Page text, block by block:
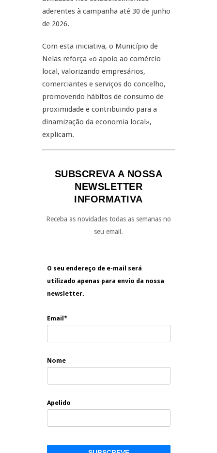
aderentes à campanha até 30 de junho
de 2026.
Com esta iniciativa, o Município de
Nelas reforça «o apoio ao comércio
local, valorizando empresários,
comerciantes e serviços do concelho,
promovendo hábitos de consumo de
proximidade e contribuindo para a
dinamização da economia local»,
explicam.
SUBSCREVA A NOSSA
NEWSLETTER
INFORMATIVA
Receba as novidades todas as semanas no
seu email.
O seu endereço de e-mail será
utilizado apenas para envio da nossa
newsletter.
Email*
Nome
Apelido